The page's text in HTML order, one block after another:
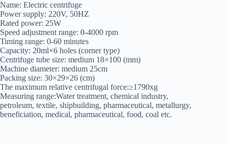
Name: Electric centrifuge
Power supply: 220V, 50HZ
Rated power: 25W
Speed adjustment range: 0-4000 rpm
Timing range: 0-60 minutes
Capacity: 20ml×6 holes (corner type)
Centrifuge tube size: medium 18×100 (mm)
Machine diameter: medium 25cm
Packing size: 30×29×26 (cm)
The maximum relative centrifugal force:≥1790xg
Measuring range:Water treatment, chemical industry,
petroleum, textile, shipbuilding, pharmaceutical, metallurgy,
beneficiation, medical, pharmaceutical, food, coal etc.